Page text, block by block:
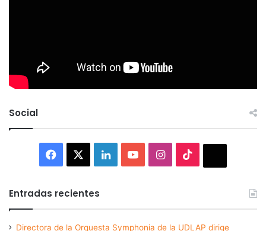
Social
Facebook LinkedInYouTubeInstagram
Entradas recientes
Directora de la Orquesta Symphonia de la UDLAP dirige